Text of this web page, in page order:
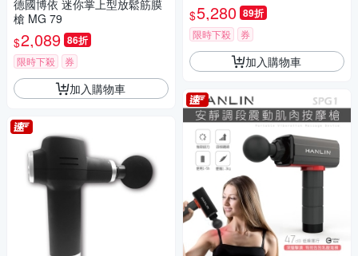
德國博依 迷你掌上型放鬆筋膜
槍 MG 79
$2,089 86折
限時下殺 券
加入購物車
$5,280 89折
限時下殺 券
加入購物車